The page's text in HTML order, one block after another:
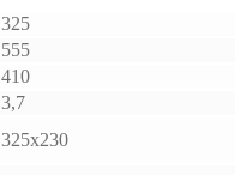
325
555
410
3,7
325х230